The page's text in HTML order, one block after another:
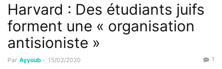
Harvard : Des étudiants juifs
forment une « organisation
antisioniste »
Par Ayyoub - 15/02/2020 1